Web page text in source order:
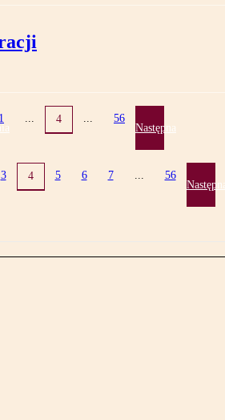
1 ... 4 ... 56
Następna
3 4 5 6 7 ... 56